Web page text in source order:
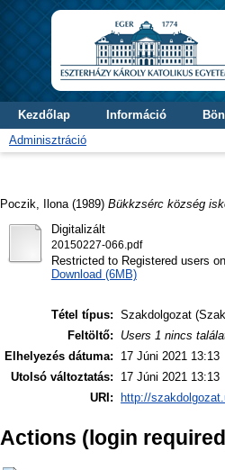
Kezdőlap Információ
Adminisztráció
Poczik, Ilona (1989) Bükkzsérc község
Digitalizált
20150227-066.pdf
Restricted to Registered users
Download (6MB)
Tétel típus: Szakdolgozat
Feltöltő:
Users 1 nincs
Elhelyezés dátuma:
17 Júni 2021 13:13
Utolsó változtatás:
17 Júni 2021 13:13
URI:
http://
Actions (login